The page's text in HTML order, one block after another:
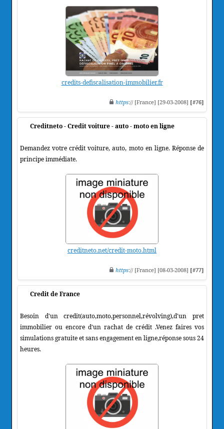
credits-defiscalisation-immobilier.fr
https:// [France] [29-03-2008] [#76]
Creditneto - Credit voiture - auto - moto en ligne
Demandez votre crédit voiture, auto, moto en ligne. Réponse de
principe immédiate.
creditneto.net/credit-moto.html
https:// [France] [08-03-2008] [#77]
Credit de France
Besoin d'un credit(auto,moto,personnel,révolving),d'un pret
immobilier ou encore d'un rachat de crédit .Venez faires vos
simulations gratuite et sans engagement en ligne,réponse sous 24
heures.